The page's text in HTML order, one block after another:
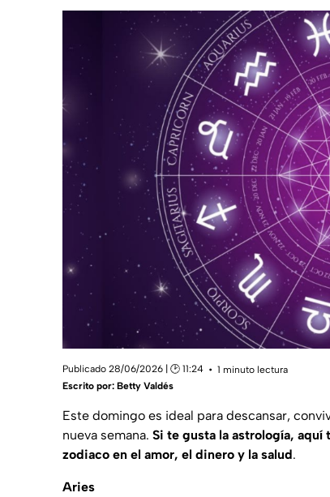
Publicado 28/06/2026 | 🕑 11:24
1 minuto lectura
Escrito por: Betty Valdés
Este domingo es ideal para descansar,
nueva semana. Si te gusta la astrología,
zodiaco en el amor, el dinero y la salud.
Aries